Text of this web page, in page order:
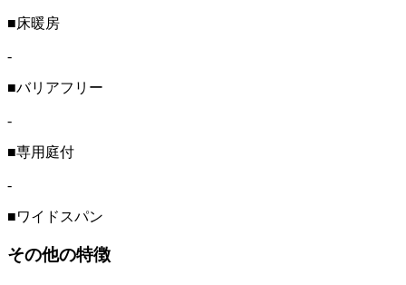
■床暖房
-
■バリアフリー
-
■専用庭付
-
■ワイドスパン
その他の特徴